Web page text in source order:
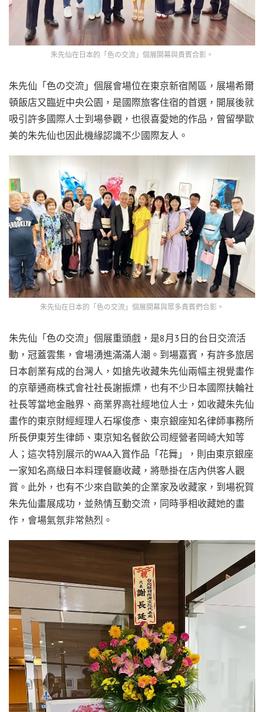
朱先仙在日本的「色の交流」個展開幕與貴賓合影。
朱先仙「色の交流」個展會場位在東京新宿鬧區，展場希爾
頓飯店又臨近中央公園，是國際旅客住宿的首選，開展後就
吸引許多國際人士到場參觀，也很喜愛她的作品，曾留學歐
美的朱先仙也因此機緣認識不少國際友人。
朱先仙在日本的「色の交流」個展開幕與眾多貴賓們合影。
朱先仙「色の交流」個展重頭戲，是8月3日的台日交流活
動，冠蓋雲集，會場湧進滿滿人潮。到場嘉賓，有許多旅居
日本創業有成的台灣人，如搶先收藏朱先仙兩幅主視覺畫作
的京華通商株式會社社長謝振熛，也有不少日本國際扶輪社
社長等當地金融界、商業界高社經地位人士，如收藏朱先仙
畫作的東京財經經理人石塚俊彥、東京銀座知名律師事務所
所長伊東芳生律師、東京知名餐飲公司經營者岡崎大知等
人；這次特別展示的WAA入賞作品「花舞」，則由東京銀座
一家知名高級日本料理餐廳收藏，將懸掛在店內供客人觀
賞。此外，也有不少來自歐美的企業家及收藏家，到場祝賀
朱先仙畫展成功，並熱情互動交流，同時爭相收藏她的畫
作，會場氣氛非常熱烈。